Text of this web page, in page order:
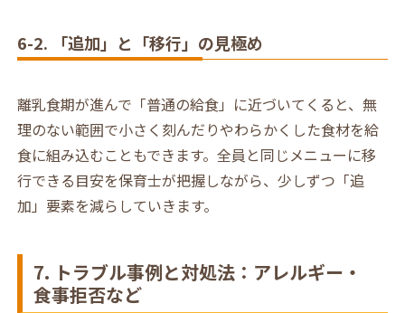
6-2. 「追加」と「移行」の見極め
離乳食期が進んで「普通の給食」に近づいてくると、無
理のない範囲で小さく刻んだりやわらかくした食材を給
食に組み込むこともできます。全員と同じメニューに移
行できる目安を保育士が把握しながら、少しずつ「追
加」要素を減らしていきます。
7. トラブル事例と対処法：アレルギー・
食事拒否など